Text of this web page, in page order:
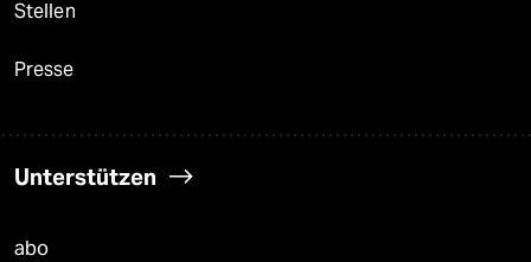
Stellen
Presse
Unterstützen
abo